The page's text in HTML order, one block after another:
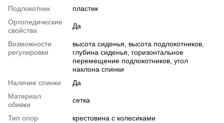
Подлокотник
пластик
Ортопедические
свойства
Да
Возможности
регулировки
высота сиденья, высота подлокотников,
глубина сиденья, горизонтальное
перемещение подлокотников, угол
наклона спинки
Наличие спинки
Да
Материал
обивки
сетка
Тип опор
крестовина с колесиками